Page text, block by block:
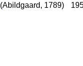
(Abildgaard, 1789)